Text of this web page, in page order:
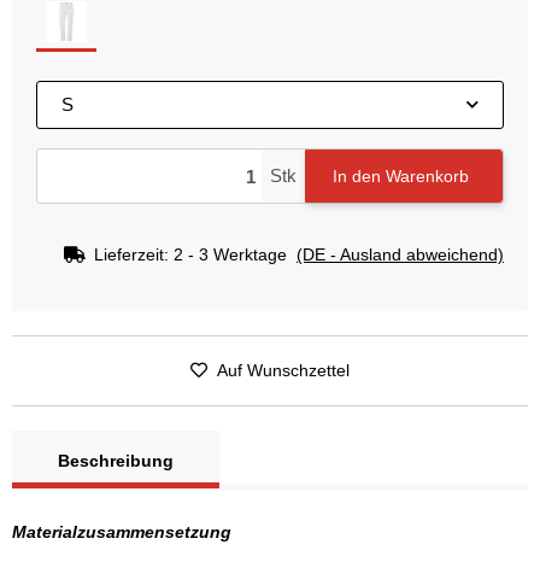
S
Stk In den Warenkorb
Lieferzeit: 2 - 3 Werktage (DE - Ausland abweichend)
Auf Wunschzettel
Beschreibung
Materialzusammensetzung